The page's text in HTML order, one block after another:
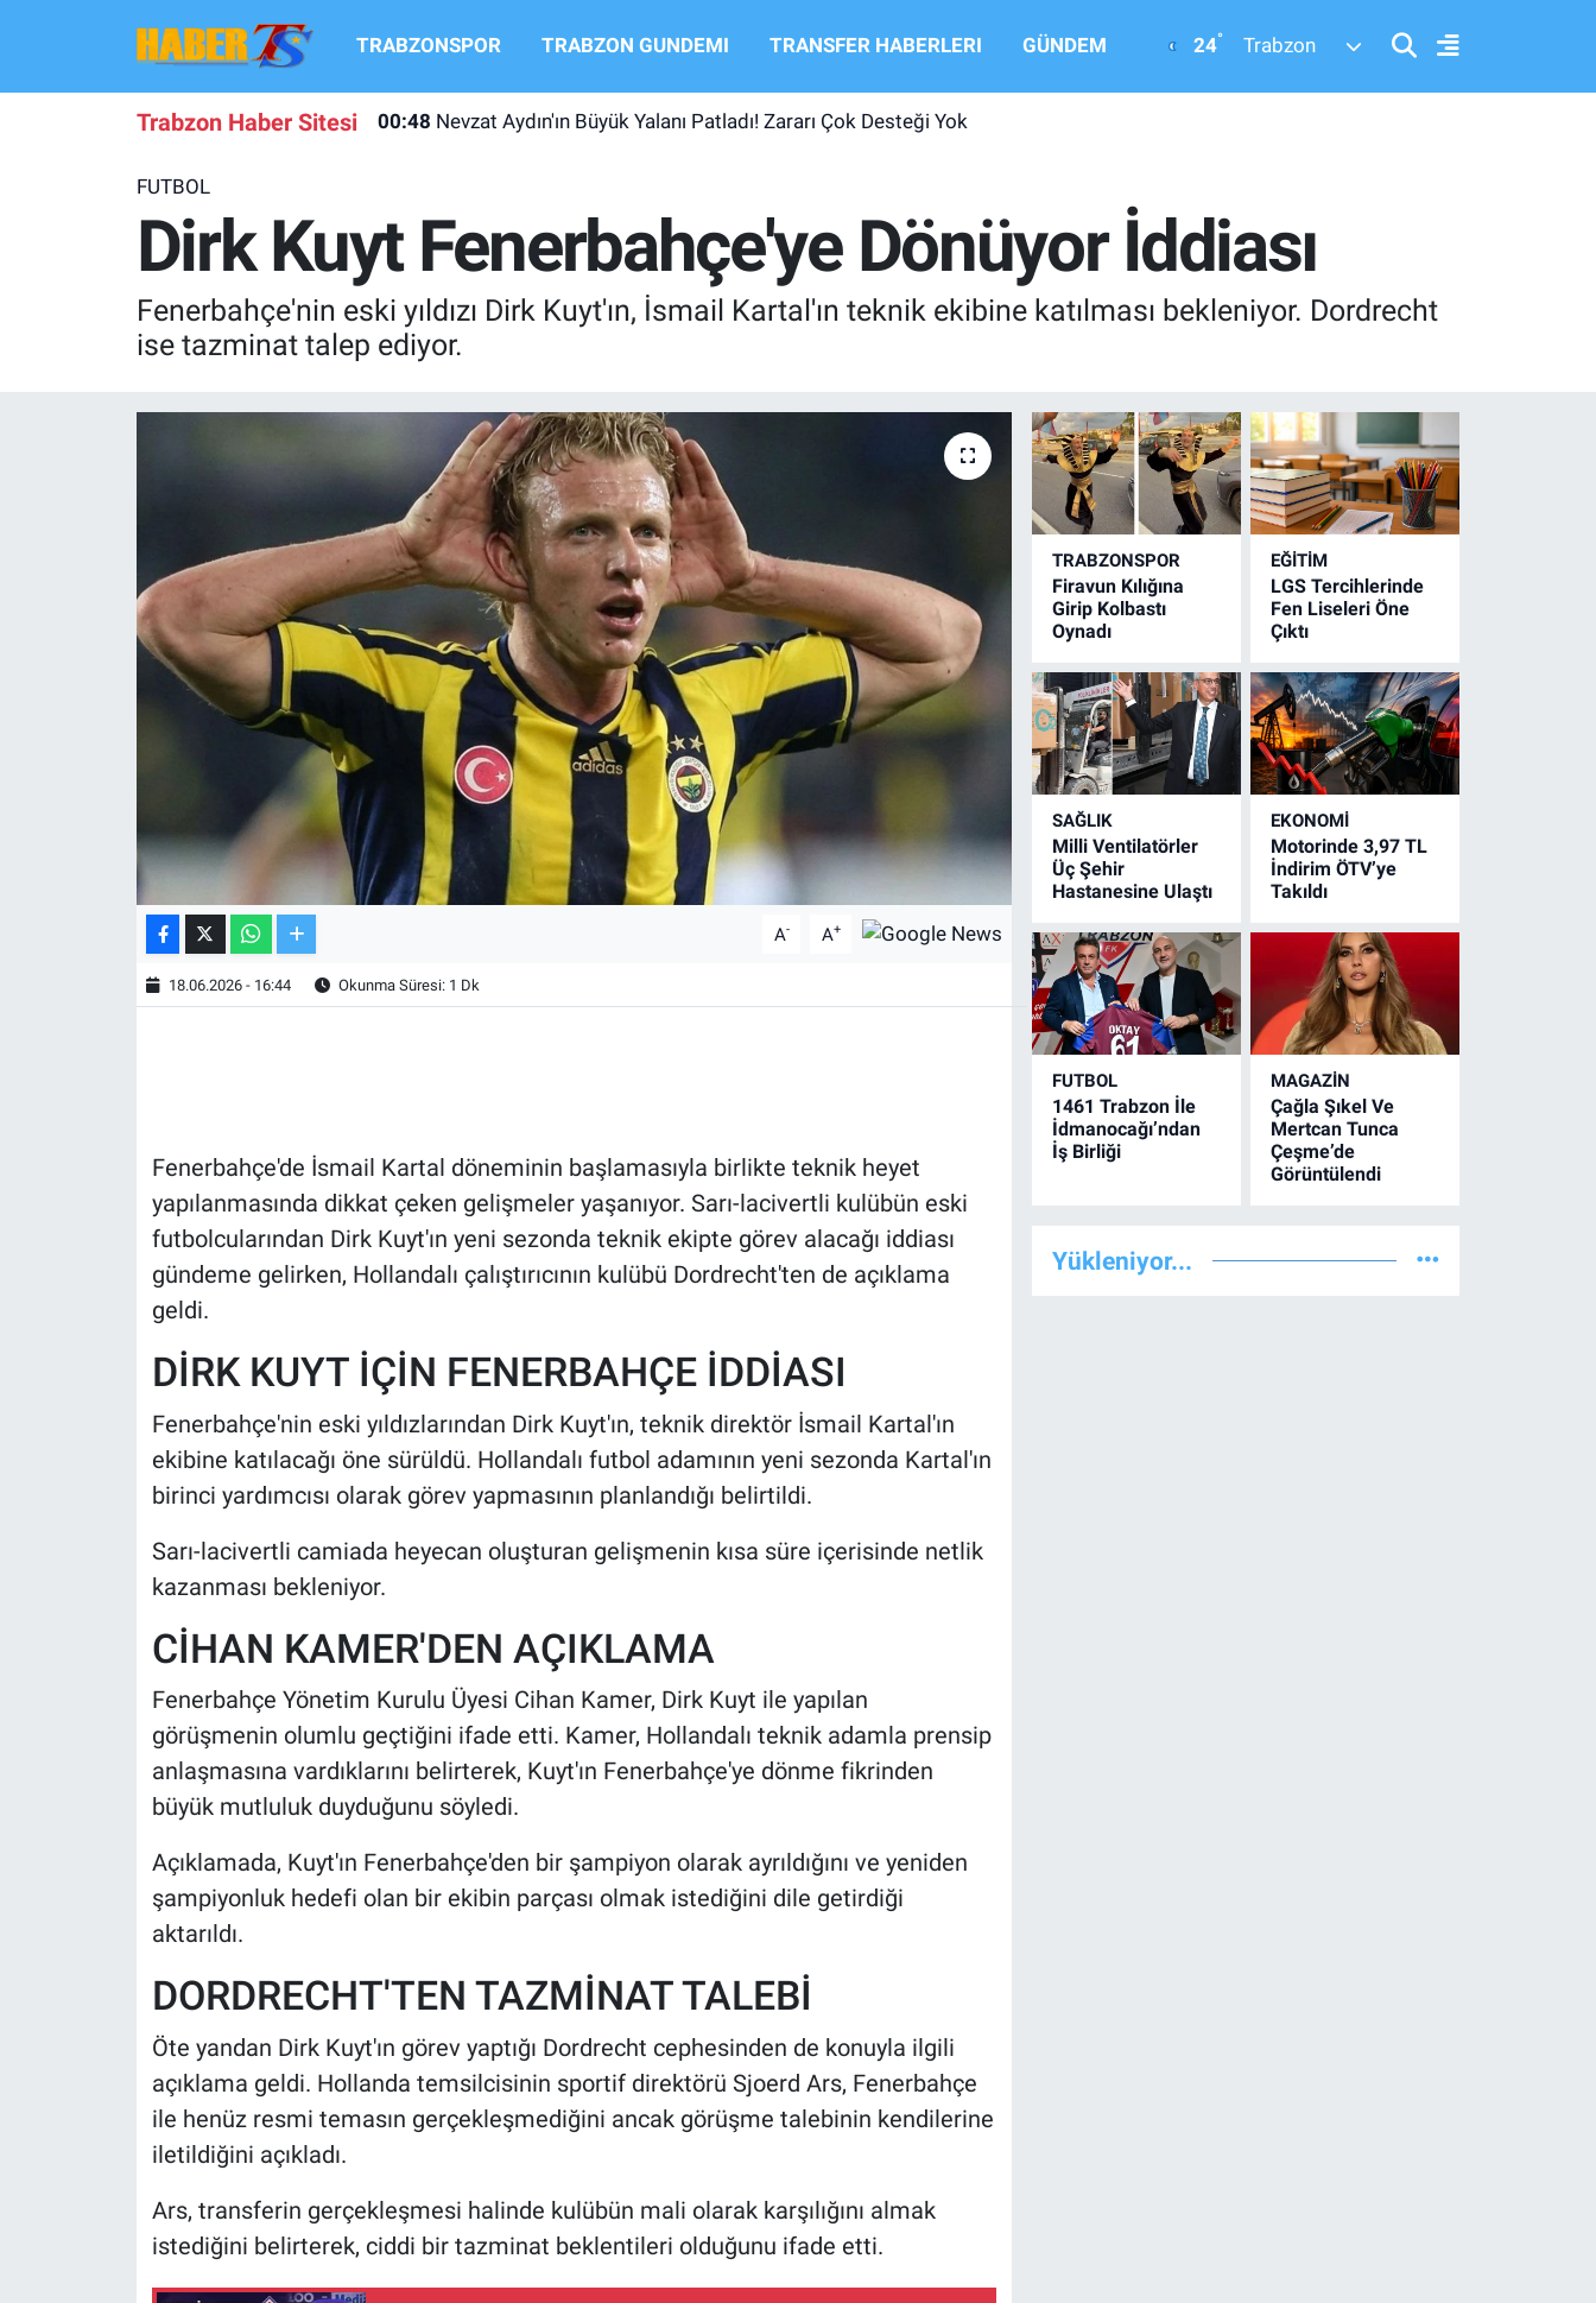
TRABZONSPOR TRABZON GUNDEMI TRANSFER HABERLERI GÜNDEM 24° Trabzon
Trabzon Haber Sitesi 00:48 Nevzat Aydın'ın Büyük Yalanı Patladı! Zararı Çok Desteği Yok
FUTBOL
Dirk Kuyt Fenerbahçe'ye Dönüyor İddiası
Fenerbahçe'nin eski yıldızı Dirk Kuyt'ın, İsmail Kartal'ın teknik ekibine katılması bekleniyor. Dordrecht
ise tazminat talep ediyor.
A- A+
18.06.2026 - 16:44 Okunma Süresi: 1 Dk
Fenerbahçe'de İsmail Kartal döneminin başlamasıyla birlikte teknik heyet
yapılanmasında dikkat çeken gelişmeler yaşanıyor. Sarı-lacivertli kulübün eski
futbolcularından Dirk Kuyt'ın yeni sezonda teknik ekipte görev alacağı iddiası
gündeme gelirken, Hollandalı çalıştırıcının kulübü Dordrecht'ten de açıklama
geldi.
DİRK KUYT İÇİN FENERBAHÇE İDDİASI
Fenerbahçe'nin eski yıldızlarından Dirk Kuyt'ın, teknik direktör İsmail Kartal'ın
ekibine katılacağı öne sürüldü. Hollandalı futbol adamının yeni sezonda Kartal'ın
birinci yardımcısı olarak görev yapmasının planlandığı belirtildi.
Sarı-lacivertli camiada heyecan oluşturan gelişmenin kısa süre içerisinde netlik
kazanması bekleniyor.
CİHAN KAMER'DEN AÇIKLAMA
Fenerbahçe Yönetim Kurulu Üyesi Cihan Kamer, Dirk Kuyt ile yapılan
görüşmenin olumlu geçtiğini ifade etti. Kamer, Hollandalı teknik adamla prensip
anlaşmasına vardıklarını belirterek, Kuyt'ın Fenerbahçe'ye dönme fikrinden
büyük mutluluk duyduğunu söyledi.
Açıklamada, Kuyt'ın Fenerbahçe'den bir şampiyon olarak ayrıldığını ve yeniden
şampiyonluk hedefi olan bir ekibin parçası olmak istediğini dile getirdiği
aktarıldı.
DORDRECHT'TEN TAZMİNAT TALEBİ
Öte yandan Dirk Kuyt'ın görev yaptığı Dordrecht cephesinden de konuyla ilgili
açıklama geldi. Hollanda temsilcisinin sportif direktörü Sjoerd Ars, Fenerbahçe
ile henüz resmi temasın gerçekleşmediğini ancak görüşme talebinin kendilerine
iletildiğini açıkladı.
Ars, transferin gerçekleşmesi halinde kulübün mali olarak karşılığını almak
istediğini belirterek, ciddi bir tazminat beklentileri olduğunu ifade etti.
TRABZONSPOR
Firavun Kılığına
Girip Kolbastı
Oynadı
EĞİTİM
LGS Tercihlerinde
Fen Liseleri Öne
Çıktı
SAĞLIK
Milli Ventilatörler
Üç Şehir
Hastanesine Ulaştı
EKONOMİ
Motorinde 3,97 TL
İndirim ÖTV’ye
Takıldı
FUTBOL
1461 Trabzon İle
İdmanocağı’ndan
İş Birliği
MAGAZİN
Çağla Şıkel Ve
Mertcan Tunca
Çeşme’de
Görüntülendi
Yükleniyor...
TRABZONSPOR
TRANSFER HABERLERI
KULİS MEYDANI
TV VE SİNEMA
BASKETBOL
EKONOMİ
POLİTİKA
MAGAZİN
Bilim, Teknoloji
Hava Durumu
Süper Lig Puan Durumu ve Fikstür
Tüm Manşetler
Son Dakika Haberleri